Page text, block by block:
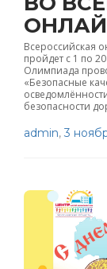
Всероссийская
пройдет с 1 по
Олимпиада
«Безопасные
безопасности
admin, 3